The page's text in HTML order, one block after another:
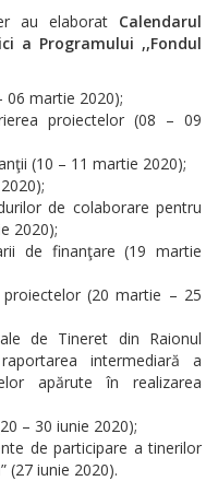
au elaborat Calendarul
a Programului ,,Fondul
06 martie 2020);
proiectelor (08 – 09
(10 – 11 martie 2020);
de colaborare pentru
2020);
de finanţare (19 martie
(20 martie – 25
de Tineret din Raionul
intermediară a
apărute în realizarea
– 30 iunie 2020);
de participare a tinerilor
(27 iunie 2020).